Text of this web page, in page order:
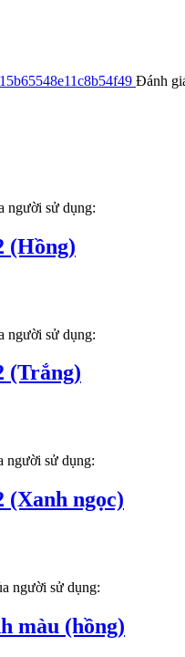
Đánh
người sử dụng:
(Hồng)
người sử dụng:
(Trắng)
người sử dụng:
(Xanh ngọc)
người sử dụng:
màu (hồng)